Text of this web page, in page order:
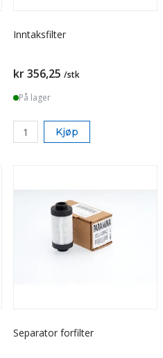
Inntaksfilter
Pris
kr 356,25 /stk
På lager
Kjøp
Separator forfilter